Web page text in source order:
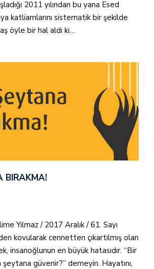
2011 yılından bu yana Esed
katliamlarını sistematik bir şekilde
öyle bir hal aldı ki…
BIRAKMA!
Yılmaz / 2017 Aralık / 61. Sayı
kovularak cennetten çıkartılmış olan
insanoğlunun en büyük hatasıdır. “Bir
şeytana güvenir?” demeyin. Hayatını,